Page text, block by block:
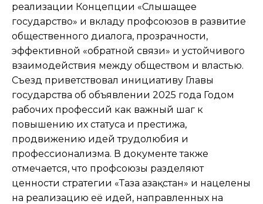
реализации Концепции «Слышащее
государство» и вкладу профсоюзов в развитие
общественного диалога, прозрачности,
эффективной «обратной связи» и устойчивого
взаимодействия между обществом и властью.
Съезд приветствовал инициативу Главы
государства об объявлении 2025 года Годом
рабочих профессий как важный шаг к
повышению их статуса и престижа,
продвижению идей трудолюбия и
профессионализма. В документе также
отмечается, что профсоюзы разделяют
ценности стратегии «Таза Қазақстан» и нацелены
на реализацию её идей, направленных на